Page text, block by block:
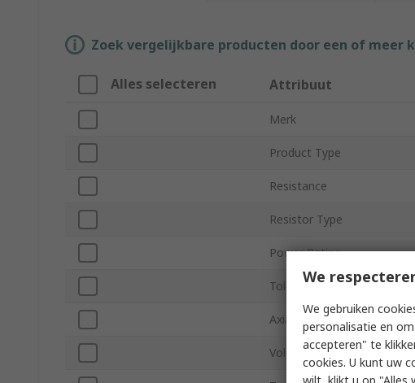
Zoek vergelijkbare producten door een of meer
Alles selecteren Attribuut
Merk
Product Type
Resistance
Resistor Type
Power Rating
Tolerance ±
Axial/Radial
Voltage
We
We gebruiken
personalisatie en
accepteren" te
cookies. U kunt uw